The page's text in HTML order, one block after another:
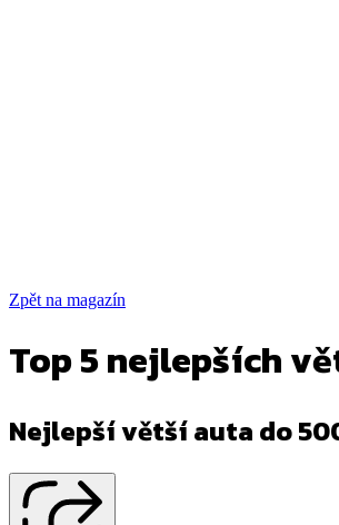
Zpět na magazín
Top 5 nejlepších
Nejlepší větší auta do